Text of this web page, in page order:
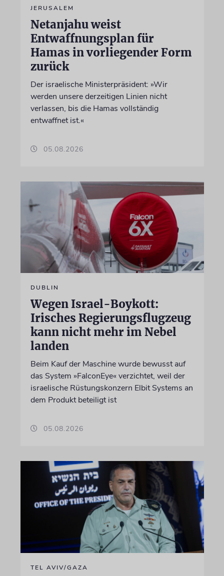
JERUSALEM
Netanjahu weist
Entwaffnungsplan für
Hamas in vorliegender Form
zurück
Der israelische Ministerpräsident: »Wir
werden unsere derzeitigen Linien nicht
verlassen, bis die Hamas vollständig
entwaffnet ist.«
05.08.2026
DUBLIN
Wegen Israel-Boykott:
Irisches Regierungsflugzeug
kann nicht mehr im Nebel
landen
Beim Kauf der Maschine wurde bewusst auf
das System »FalconEye« verzichtet, weil der
israelische Rüstungskonzern Elbit Systems an
dem Produkt beteiligt ist
05.08.2026
TEL AVIV/GAZA